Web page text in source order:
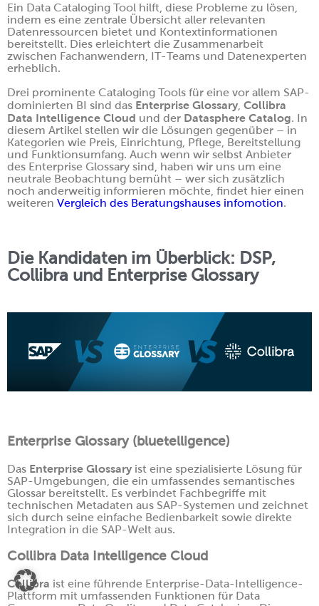
Ein Data Cataloging Tool hilft, diese Probleme zu lösen,
indem es eine zentrale Übersicht aller relevanten
Datenressourcen bietet und Kontextinformationen
bereitstellt. Dies erleichtert die Zusammenarbeit
zwischen Fachanwendern, IT-Teams und Datenexperten
erheblich.
Drei prominente Cataloging Tools für eine vor allem SAP-
dominierten BI sind das Enterprise Glossary Collibra
Data Intelligence Cloud und der Datasphere Catalog. In
diesem Artikel stellen wir die Lösungen gegenüber – in
Kategorien wie Preis, Einrichtung, Pflege, Bereitstellung
und Funktionsumfang. Auch wenn wir selbst Anbieter
des Enterprise Glossary sind, haben wir uns um eine
neutrale Beobachtung bemüht – wer sich zusätzlich
noch anderweitig informieren möchte, findet hier einen
weiteren Vergleich des Beratungshauses infomotion.
Die Kandidaten im Überblick: DSP,
Collibra und Enterprise Glossary
Enterprise Glossary (bluetelligence)
Das Enterprise Glossary ist eine spezialisierte Lösung für
SAP-Umgebungen, die ein umfassendes semantisches
Glossar bereitstellt. Es verbindet Fachbegriffe mit
technischen Metadaten aus SAP-Systemen und zeichnet
sich durch seine einfache Bedienbarkeit sowie direkte
Integration in die SAP-Welt aus.
Collibra Data Intelligence Cloud
Collibra ist eine führende Enterprise-Data-Intelligence-
Plattform mit umfassenden Funktionen für Data